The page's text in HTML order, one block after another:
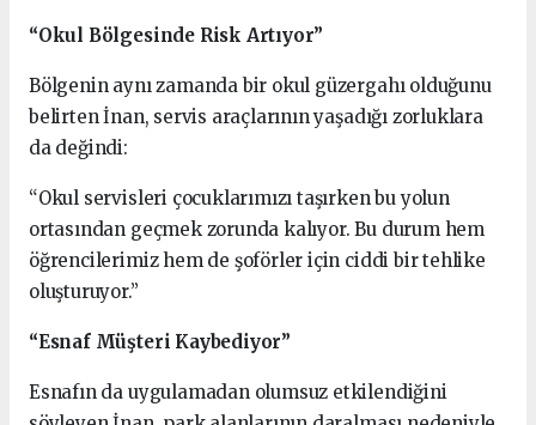
“Okul Bölgesinde Risk Artıyor”
Bölgenin aynı zamanda bir okul güzergahı olduğunu
belirten İnan, servis araçlarının yaşadığı zorluklara
da değindi:
“Okul servisleri çocuklarımızı taşırken bu yolun
ortasından geçmek zorunda kalıyor. Bu durum hem
öğrencilerimiz hem de şoförler için ciddi bir tehlike
oluşturuyor.”
“Esnaf Müşteri Kaybediyor”
Esnafın da uygulamadan olumsuz etkilendiğini